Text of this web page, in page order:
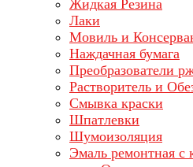
Жидкая Резина
Лаки
Мовиль и
Наждачная бумага
Преобразователи
Растворитель и
Смывка краски
Шпатлевки
Шумоизоляция
Эмаль ремонтная с